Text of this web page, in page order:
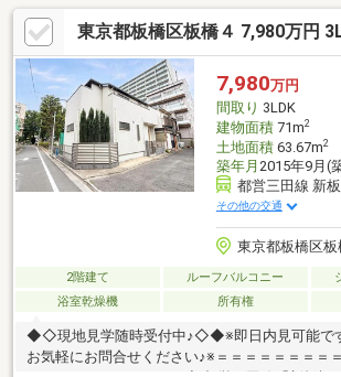
周辺は落ち着いた第一種住居地域で住環境も良
６月新規リノベーションを完了
‥…━━━☆【豊富な未公開物件情報】板橋区大
ます。豊島区・板橋区・北区・練馬区の物件情
まで！都内に17店舗展開！未公開物件多数！物
方はぜひ、アドキャストまで♪
東京都板橋区板橋４ 7,980万円
7,980万円
間取り 3LDK
建物面積71m2
土地面積63.67m2
築年月 2015年9月(
都営三田線 新
その他の交通
東京都板橋区板
2階建て ルーフバルコニー
浴室乾燥機
所有権
◆◇現地見学随時受付中♪◇◆※即日内見可能で
お気軽にお問合せください♪※＝＝＝＝＝＝＝＝